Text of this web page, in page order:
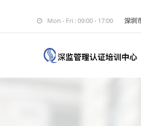
Mon - Fri : 09:00 - 17:00 深圳